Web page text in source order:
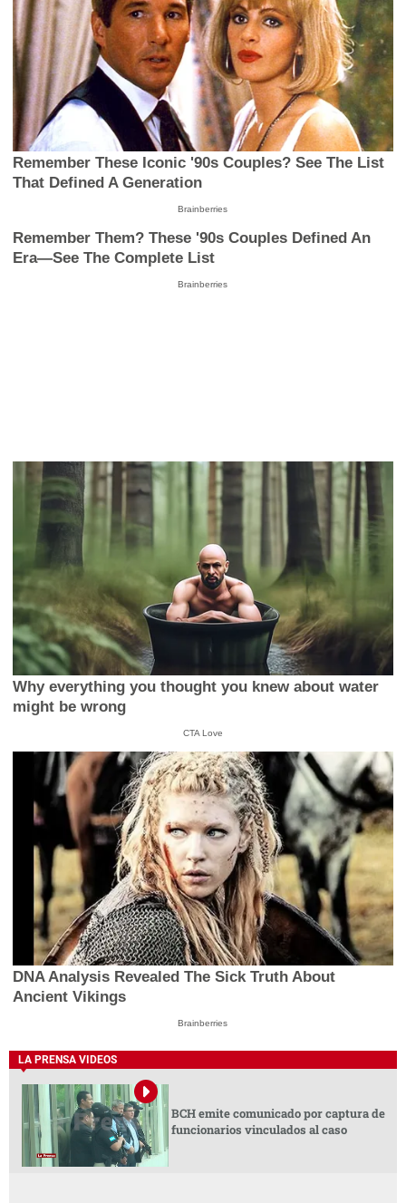
Remember These Iconic '90s Couples? See The List
That Defined A Generation
Brainberries
Remember Them? These '90s Couples Defined An
Era—See The Complete List
Brainberries
Why everything you thought you knew about water
might be wrong
CTA Love
DNA Analysis Revealed The Sick Truth About
Ancient Vikings
Brainberries
LA PRENSA VIDEOS
BCH emite comunicado por captura de
funcionarios vinculados al caso